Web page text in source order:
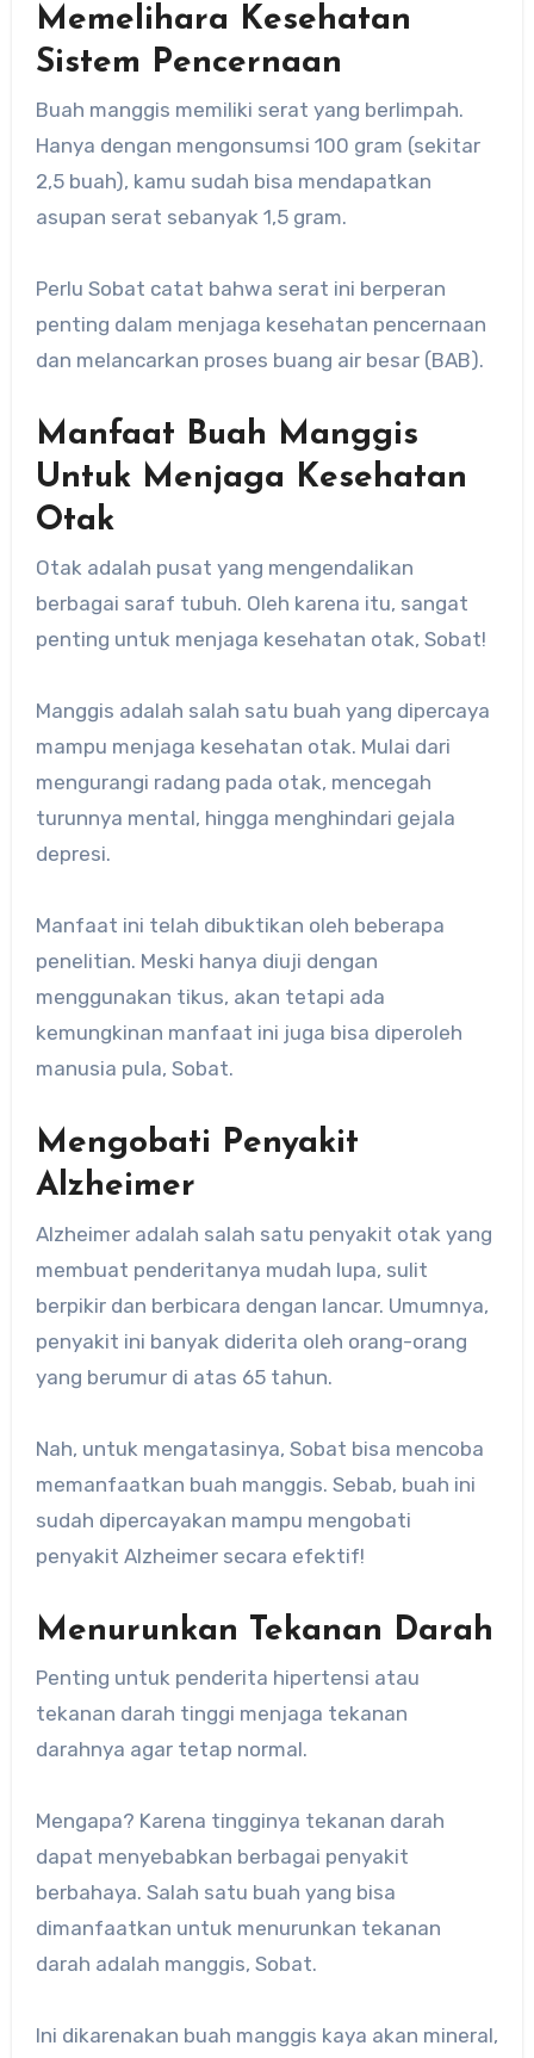
Memelihara Kesehatan
Sistem Pencernaan
Buah manggis memiliki serat yang berlimpah.
Hanya dengan mengonsumsi 100 gram (sekitar
2,5 buah), kamu sudah bisa mendapatkan
asupan serat sebanyak 1,5 gram.
Perlu Sobat catat bahwa serat ini berperan
penting dalam menjaga kesehatan pencernaan
dan melancarkan proses buang air besar (BAB).
Manfaat Buah Manggis
Untuk Menjaga Kesehatan
Otak
Otak adalah pusat yang mengendalikan
berbagai saraf tubuh. Oleh karena itu, sangat
penting untuk menjaga kesehatan otak, Sobat!
Manggis adalah salah satu buah yang dipercaya
mampu menjaga kesehatan otak. Mulai dari
mengurangi radang pada otak, mencegah
turunnya mental, hingga menghindari gejala
depresi.
Manfaat ini telah dibuktikan oleh beberapa
penelitian. Meski hanya diuji dengan
menggunakan tikus, akan tetapi ada
kemungkinan manfaat ini juga bisa diperoleh
manusia pula, Sobat.
Mengobati Penyakit
Alzheimer
Alzheimer adalah salah satu penyakit otak yang
membuat penderitanya mudah lupa, sulit
berpikir dan berbicara dengan lancar. Umumnya,
penyakit ini banyak diderita oleh orang-orang
yang berumur di atas 65 tahun.
Nah, untuk mengatasinya, Sobat bisa mencoba
memanfaatkan buah manggis. Sebab, buah ini
sudah dipercayakan mampu mengobati
penyakit Alzheimer secara efektif!
Menurunkan Tekanan Darah
Penting untuk penderita hipertensi atau
tekanan darah tinggi menjaga tekanan
darahnya agar tetap normal.
Mengapa? Karena tingginya tekanan darah
dapat menyebabkan berbagai penyakit
berbahaya. Salah satu buah yang bisa
dimanfaatkan untuk menurunkan tekanan
darah adalah manggis, Sobat.
Ini dikarenakan buah manggis kaya akan mineral,